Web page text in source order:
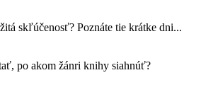
skľúčenosť? Poznáte tie krátke dni...
po akom žánri knihy siahnúť?